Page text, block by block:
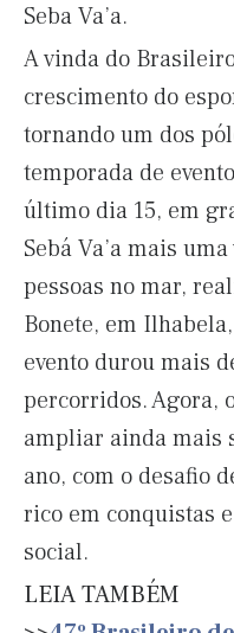
Seba Va’a.
A vinda do
crescimento do
tornando um dos
temporada de
último dia 15, em
Sebá Va’a mais
pessoas no mar,
Bonete, em
evento durou mais
percorridos. Agora,
ampliar ainda mais
ano, com o desafio
rico em conquistas
social.
LEIA TAMBÉM